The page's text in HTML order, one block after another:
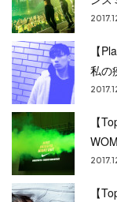
【
私の
【
【